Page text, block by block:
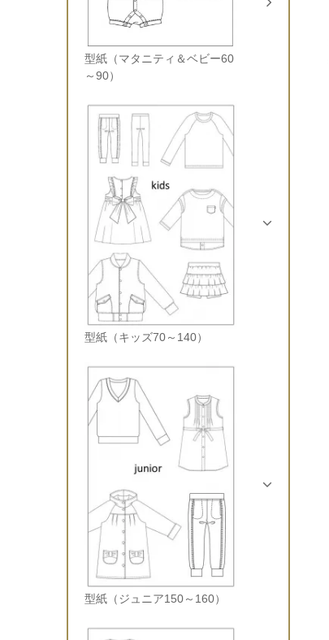
型紙（マタニティ＆ベビー60
～90）
型紙（キッズ70～140）
型紙（ジュニア150～160）